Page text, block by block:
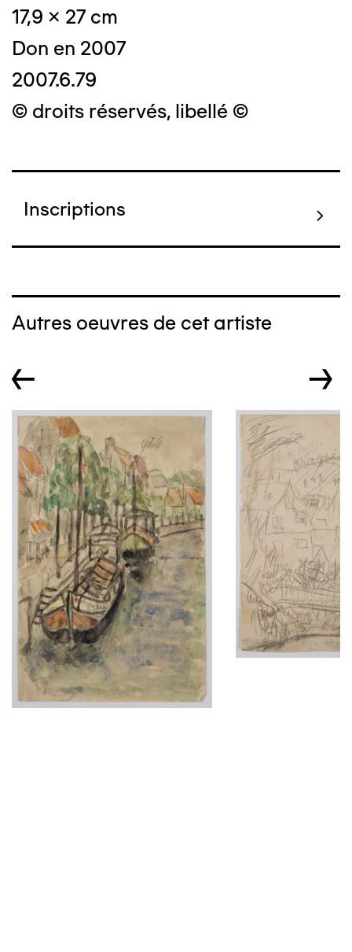
17,9 x 27 cm
Don en 2007
2007.6.79
© droits réservés, libellé ©
Inscriptions
Autres oeuvres de cet artiste
← →